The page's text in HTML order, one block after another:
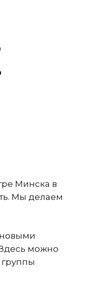
Минска в
Мы делаем
можно